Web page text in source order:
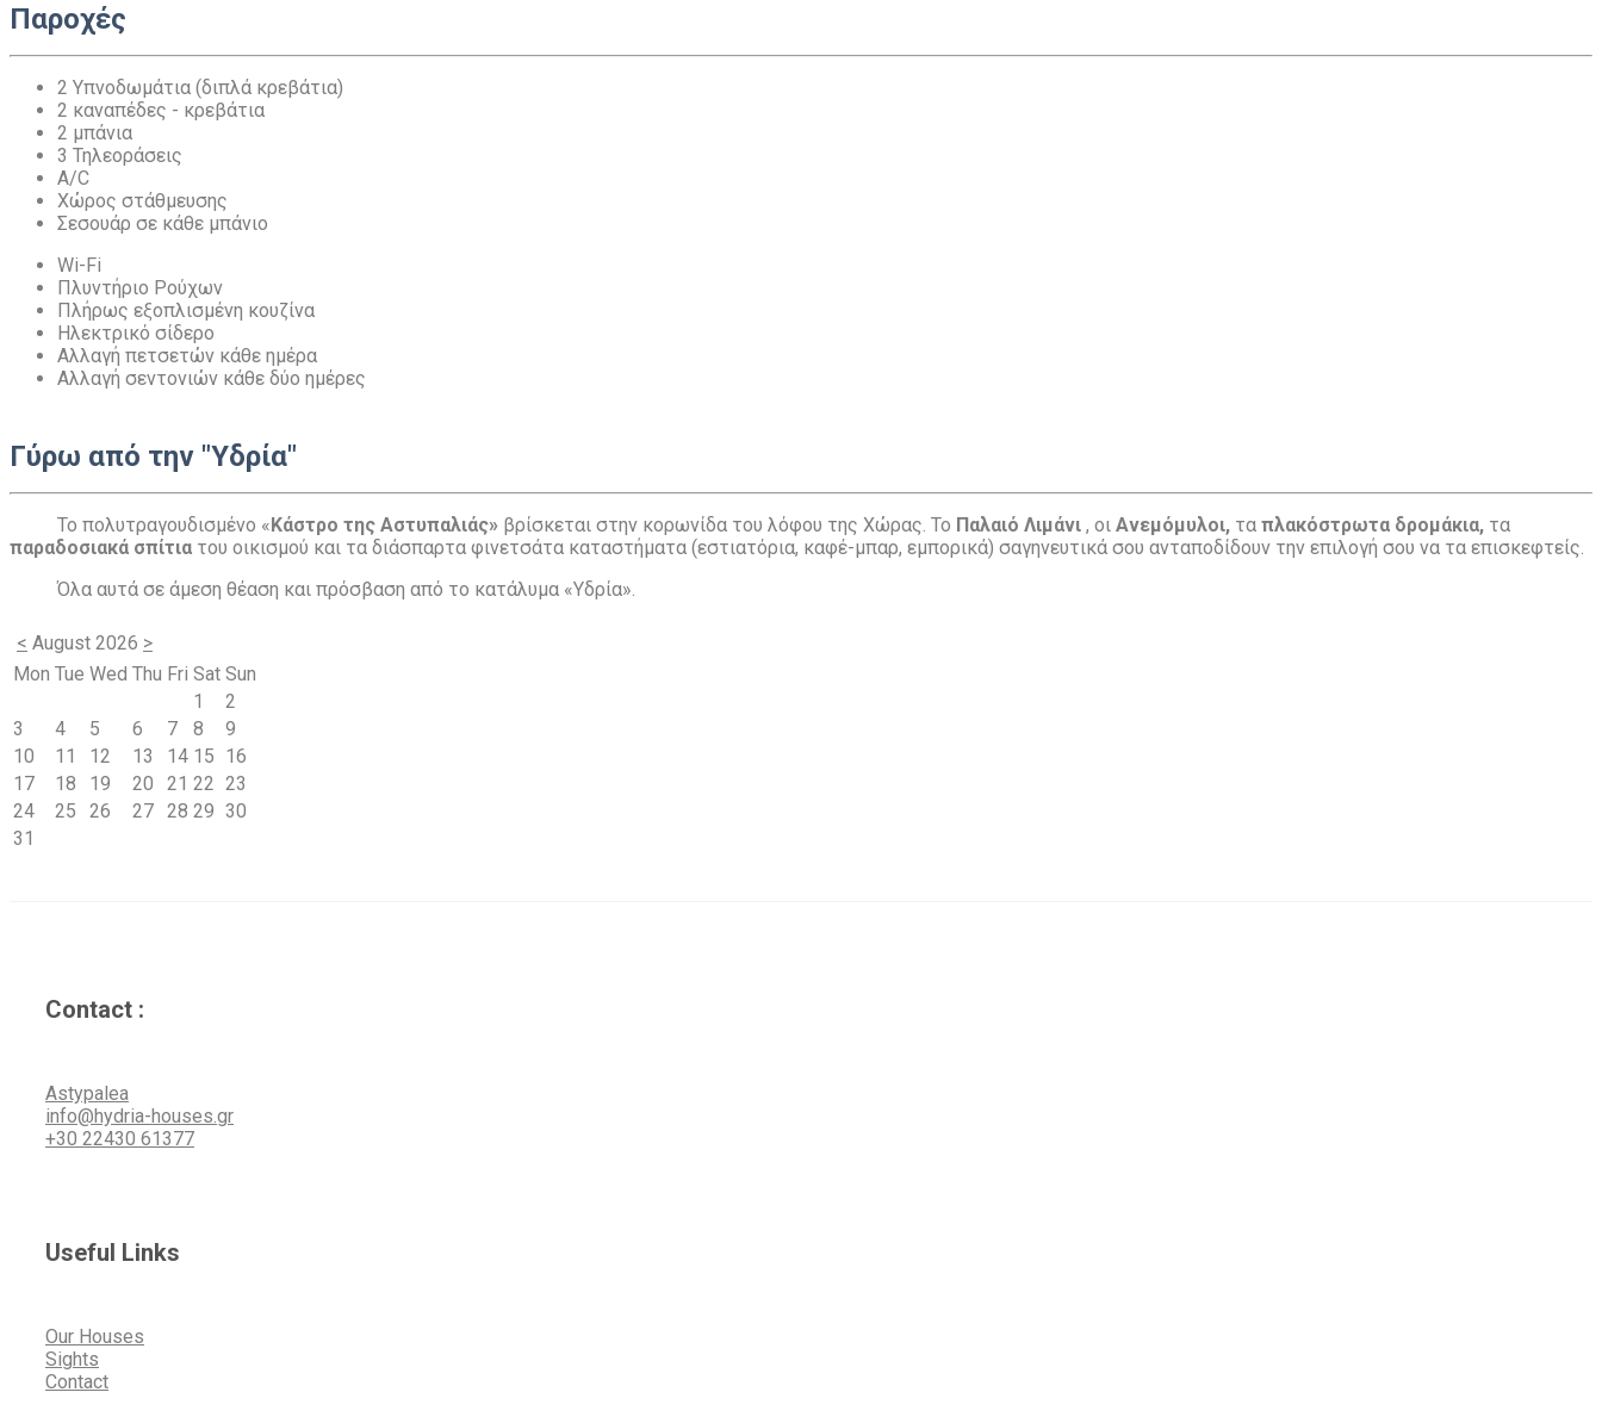
Παροχές
2 Υπνοδωμάτια (διπλά κρεβάτια)
2 καναπέδες - κρεβάτια
2 μπάνια
3 Τηλεοράσεις
A/C
Χώρος στάθμευσης
Σεσουάρ σε κάθε μπάνιο
Wi-Fi
Πλυντήριο Ρούχων
Πλήρως εξοπλισμένη κουζίνα
Ηλεκτρικό σίδερο
Αλλαγή πετσετών κάθε ημέρα
Αλλαγή σεντονιών κάθε δύο ημέρες
Γύρω από την "Υδρία"
Το πολυτραγουδισμένο «Κάστρο της Αστυπαλιάς» βρίσκεται στην κορωνίδα του λόφου της Χώρας. Το Παλαιό Λιμάνι , οι Ανεμόμυλοι, τα πλακόστρωτα δρομάκια, τα
παραδοσιακά σπίτια του οικισμού και τα διάσπαρτα φινετσάτα καταστήματα (εστιατόρια, καφέ-μπαρ, εμπορικά) σαγηνευτικά σου ανταποδίδουν την επιλογή σου να τα επισκεφτείς.
Όλα αυτά σε άμεση θέαση και πρόσβαση από το κατάλυμα «Υδρία».
< August 2026 >
Mon Tue Wed Thu Fri Sat Sun
1
2
3
4 5 6 7 8
9
10
11 12 13 14 15 16
17
18 19 20 21 22 23
24
25 26 27 28 29 30
31
Contact :
Astypalea
info@hydria-houses.gr
+30 22430 61377
Useful Links
Our Houses
Sights
Contact